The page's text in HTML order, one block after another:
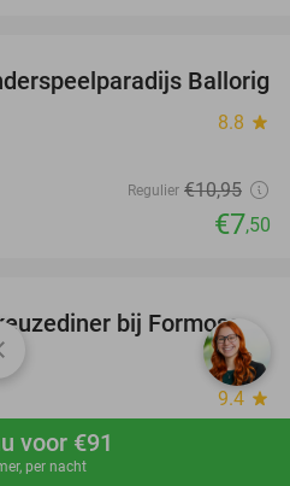
nu
voor €91
per nacht
32%
Ballorig
8.8 star
Regulier €10,95
€7,50
34%
bij Formosa
9.4 star